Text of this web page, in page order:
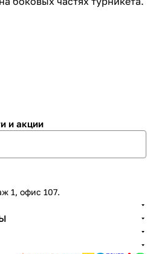
и акции
1, офис 107.